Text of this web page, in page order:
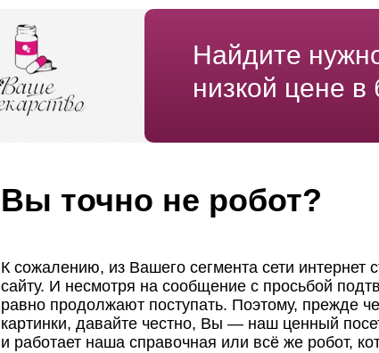
Найдите
низкой цене
Вы точно не робот?
К сожалению, из Вашего сегмента сети интернет
сайту. И несмотря на сообщение с просьбой
равно продолжают поступать. Поэтому, прежде
картинки, давайте честно, Вы — наш ценный
и работает наша справочная или всё же робот,